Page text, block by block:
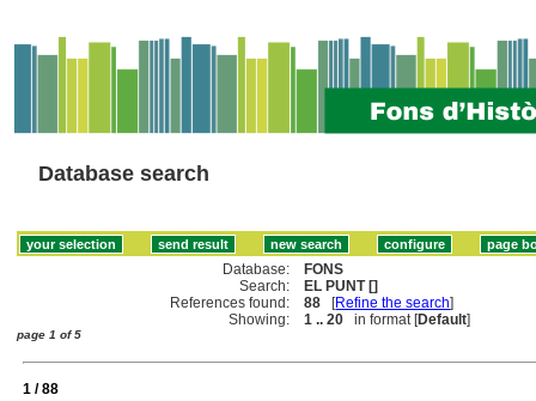
Database search
Database:
FONS
Search:
EL PUNT []
References found:
88 [Refine the search]
Showing:
1 .. 20 in format [Default]
page 1 of 5
1 / 88